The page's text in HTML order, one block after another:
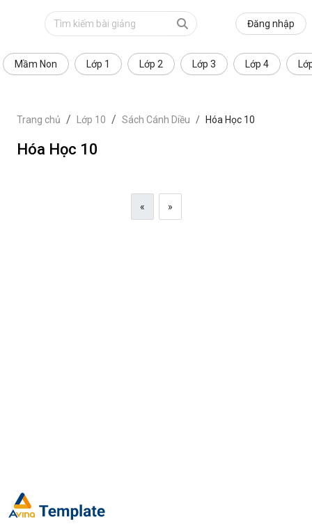
Đăng nhập
Mầm Non Lớp 1 Lớp 2 Lớp 3 Lớp 4
Trang chủ Lớp 10 Sách Cánh Diều Hóa Học 10
Hóa Học 10
« »